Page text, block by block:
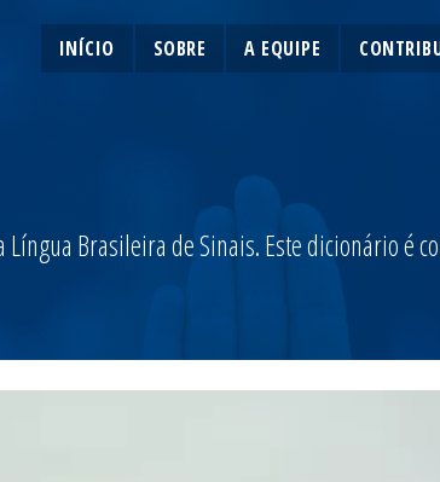
INÍCIO SOBRE A EQUIPE
Brasileira de Sinais. Este dicionário é